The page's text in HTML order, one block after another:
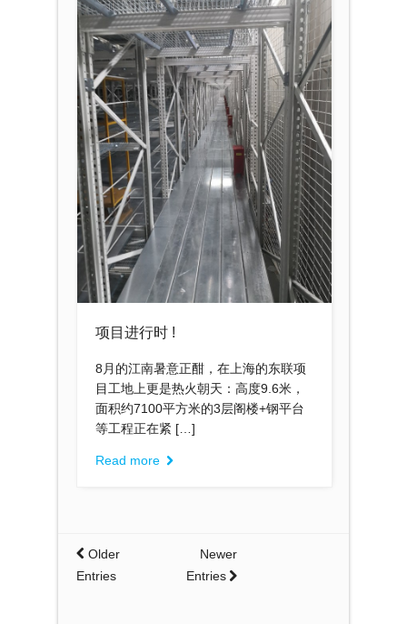
项目进行时 !
8月的江南暑意正酣，在上海的东联项
目工地上更是热火朝天：高度9.6米，
面积约7100平方米的3层阁楼+钢平台
等工程正在紧 […]
Read more
Older
Entries
Newer
Entries